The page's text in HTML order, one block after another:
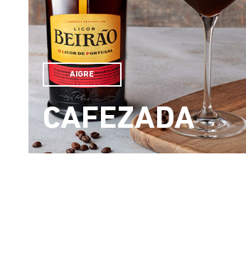
AIGRE
CAFEZADA